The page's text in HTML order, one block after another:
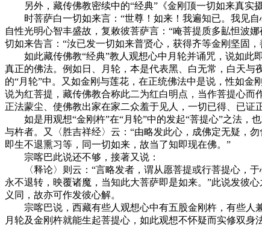
另外，藏传佛教密续中的“经典”《金刚顶一切如来真实摄
时菩萨白一切如来言：“世尊！如来！我遍知已。我见自
自性光明心智丰盛故，复敕彼菩萨言：“唵菩提质多畆怛波
切如来告言：“汝已发一切如来普贤心，获得齐等金刚坚固
如此藏传佛教“经典”教人观想心中月轮并诵咒，说如此即
真正的佛法。例如日、月轮，本是代表黑、白无常，白天
的“月轮”中。又如金刚与莲花，在正统佛法中是说，性如
说为红菩提，藏传佛教合称此二为红白明点，当作菩提心
正法蒙尘、使佛教出家在家二众羞于见人，一切已得、已
如是用观想“金刚杵”在“月轮”中的发起“菩提心”之法，
与杵者。又〈胜吉祥经〉云：“由略发此心，成佛定无疑，
即生不退熏习等，同一切如来，故当了知即现在佛。”
宗喀巴此说还不够，接著又说：
〈释论〉则云：“言略发者，谓从愿菩提或行菩提心，于
永不退转，映覆诸魔，当知此大菩萨即是如来。”此说发彼
义同，故亦可作发彼心解。
宗喀巴说，西藏有些人观想心中有五股金刚杵，有些人
月轮及金刚杵就能生起菩提心，如此观想不怀疑而实修双